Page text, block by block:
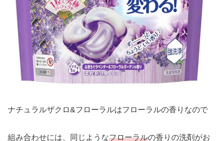
ナチュラルザクロ&フローラルはフローラルの香りなので
組み合わせには、同じようなフローラルの香りの洗剤がお